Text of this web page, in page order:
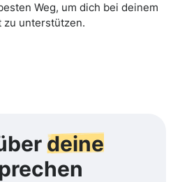
Weg, um dich bei deinem
zu unterstützen.
deine